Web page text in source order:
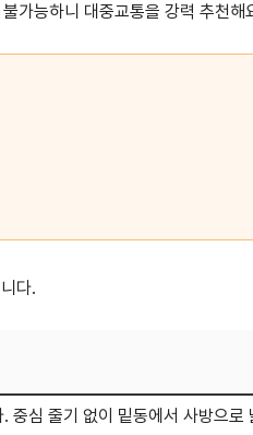
가능하니 대중교통을 강력 추천해
다.
심 줄기 없이 밑동에서 사방으로